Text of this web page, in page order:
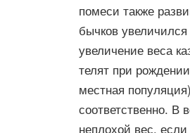
помеси также
бычков
увеличение веса
телят при
местная
соответственно. В
неплохой вес,